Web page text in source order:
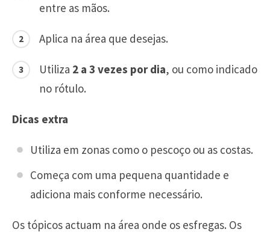
entre as mãos.
Aplica na área que desejas.
Utiliza 2 a 3 vezes por dia, ou como indicado
no rótulo.
Dicas extra
Utiliza em zonas como o pescoço ou as costas.
Começa com uma pequena quantidade e
adiciona mais conforme necessário.
Os tópicos actuam na área onde os esfregas. Os